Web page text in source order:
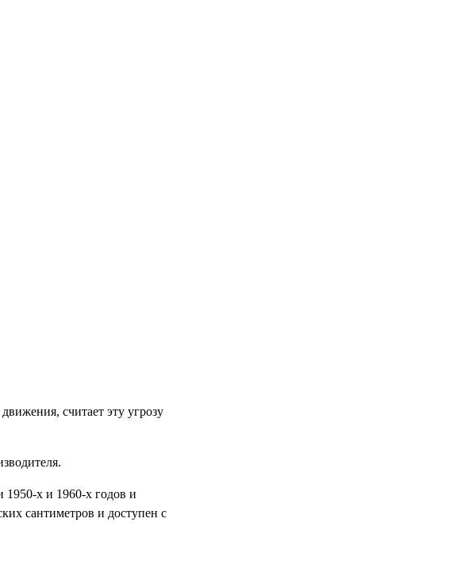
считает эту угрозу
1950-х и 1960-х годов и
сантиметров и доступен с